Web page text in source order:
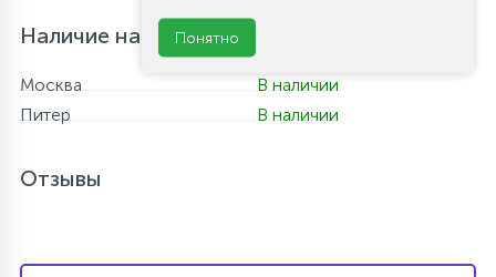
Наличие на складе
Москва
В наличии
Питер
В наличии
Отзывы
Понятно